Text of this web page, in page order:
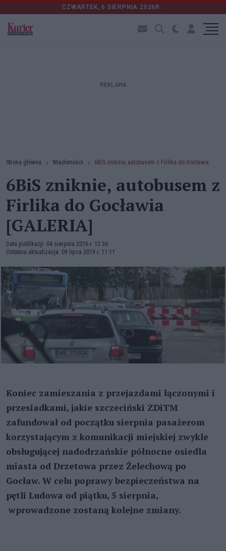
CZWARTEK, 6 SIERPNIA 2026R.
REKLAMA
Strona główna Wiadomości 6BiS zniknie, autobusem z Firlika do Gocławia
6BiS zniknie, autobusem z
Firlika do Gocławia
[GALERIA]
Data publikacji: 04 sierpnia 2016 r. 12:36
Ostatnia aktualizacja: 09 lipca 2019 r. 11:11
Koniec zamieszania z przejazdami łączonymi i
przesiadkami, jakie szczeciński ZDiTM
zafundował od początku sierpnia pasażerom
korzystającym z komunikacji miejskiej zwykle
obsługującej nadodrzańskie północne osiedla
miasta od Drzetowa przez Żelechową po
Gocław. W celu poprawy bezpieczeństwa na
pętli Ludowa od piątku, 5 sierpnia,
wprowadzone zostaną kolejne zmiany.